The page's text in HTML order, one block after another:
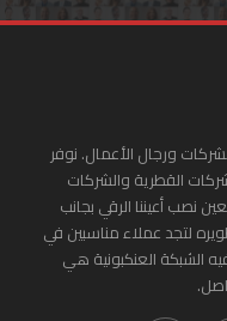
ورجال الأعمال. نوفر
القطرية والشركات
نصب أعيننا الرقي بجانب
لتجد عملاء مناسبين في
الشبكة العنكبونية هي